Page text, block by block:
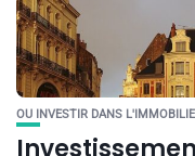
OU INVESTIR DANS